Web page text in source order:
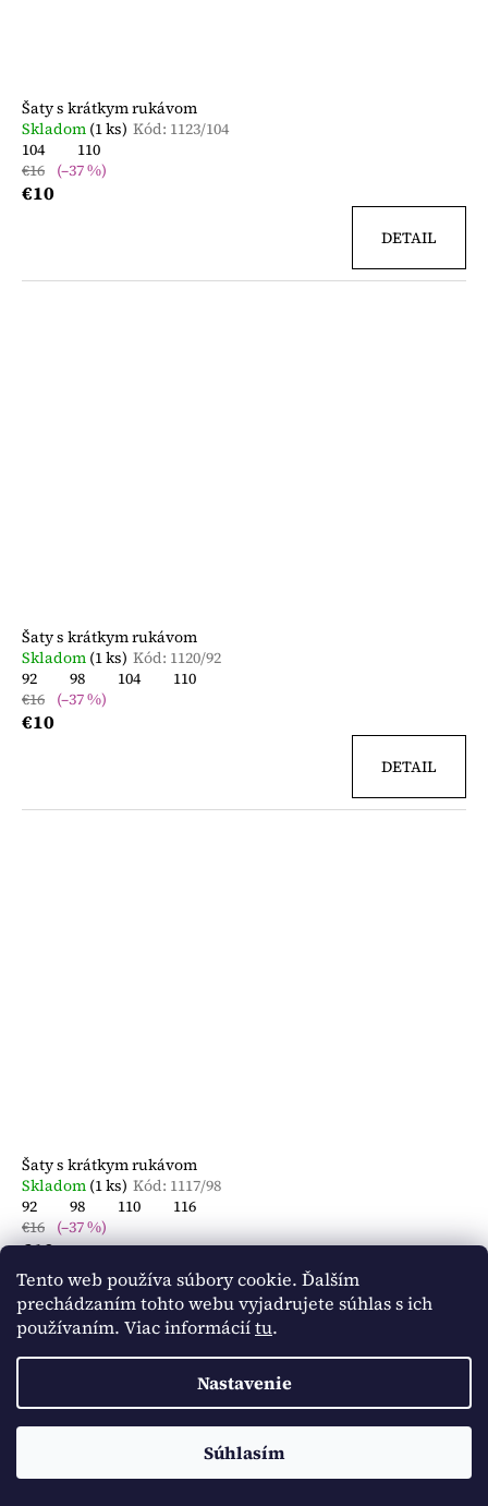
Tento web používa súbory cookie. Ďalším
prechádzaním tohto webu vyjadrujete súhlas s ich
používaním. Viac informáciítu.
Nastavenie
Súhlasím
Doprava ZADARMO pri spôsobe doručenia Packetou od sumy
Šaty s krátkym rukávom
Skladom (1 ks) Kód: 1123/104
104
110
€16 (–37 %)
€10
DETAIL
Šaty s krátkym rukávom
Skladom (1 ks) Kód: 1120/92
92
98 104
110
€16 (–37 %)
€10
DETAIL
Šaty s krátkym rukávom
Skladom (1 ks) Kód: 1117/98
92
98 110
116
€16 (–37 %)
€10
DETAIL